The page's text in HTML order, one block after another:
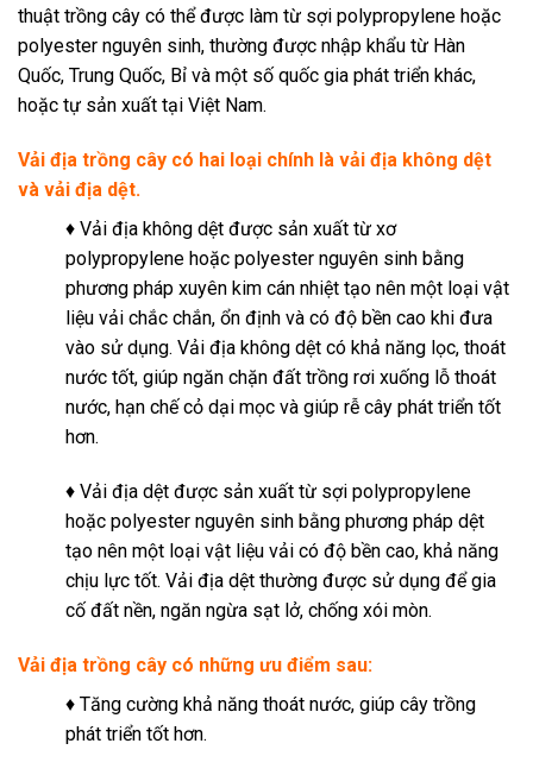
thuật trồng cây có thểđược làm từ sợi polypropylene hoặc
polyester nguyên sinh, thường được nhập khẩu từ Hàn
Quốc, Trung Quốc, Bỉ và một số quốc gia phát triển khác,
hoặc tự sản xuất tại Việt Nam.
Vải địa trồng cây có hai loại chính là vải địa không dệt
và vải địa dệt.
♦ Vải địa không dệt được sản xuất từ xơ
polypropylene hoặc polyester nguyên sinh bằng
phương pháp xuyên kim cán nhiệt tạo nên một loại vật
liệu vải chắc chắn, ổn định và có độ bền cao khi đưa
vào sử dụng. Vải địa không dệt có khả năng lọc, thoát
nước tốt, giúp ngăn chặn đất trồng rơi xuống lỗ thoát
nước, hạn chế cỏ dại mọc và giúp rễ cây phát triển tốt
hơn.
♦ Vải địa dệt được sản xuất từ sợi polypropylene
hoặc polyester nguyên sinh bằng phương pháp dệt
tạo nên một loại vật liệu vải có độ bền cao, khả năng
chịu lực tốt. Vải địa dệt thường được sử dụng để gia
cố đất nền, ngăn ngừa sạt lở, chống xói mòn.
Vải địa trồng cây có những ưu điểm sau:
♦ Tăng cường khả năng thoát nước, giúp cây trồng
phát triển tốt hơn.